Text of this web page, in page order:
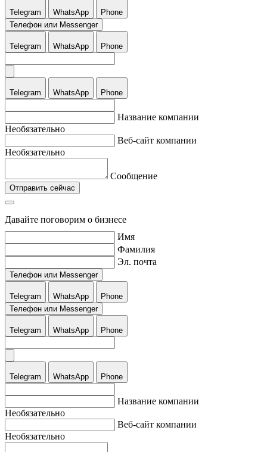
Telegram WhatsApp
Phone
Телефон или Messenger
Telegram WhatsApp Phone
Telegram WhatsApp Phone
Название компании
Необязательно
Веб-сайт компании
Необязательно
Сообщение
Отправить сейчас
Давайте поговорим о бизнесе
Имя
Фамилия
Эл. почта
Телефон или Messenger
Telegram WhatsApp
Phone
Телефон или Messenger
Telegram WhatsApp Phone
Telegram WhatsApp Phone
Название компании
Необязательно
Веб-сайт компании
Необязательно